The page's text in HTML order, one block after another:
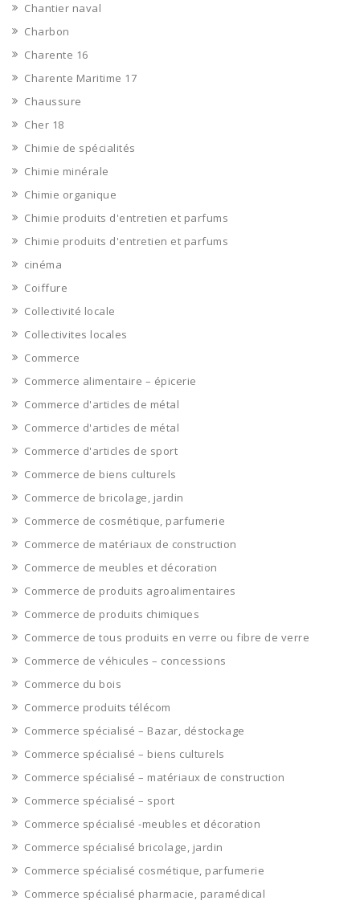
Chantier naval
Charbon
Charente 16
Charente Maritime 17
Chaussure
Cher 18
Chimie de spécialités
Chimie minérale
Chimie organique
Chimie produits d'entretien et parfums
Chimie produits d'entretien et parfums
cinéma
Coiffure
Collectivité locale
Collectivites locales
Commerce
Commerce alimentaire – épicerie
Commerce d'articles de métal
Commerce d'articles de métal
Commerce d'articles de sport
Commerce de biens culturels
Commerce de bricolage, jardin
Commerce de cosmétique, parfumerie
Commerce de matériaux de construction
Commerce de meubles et décoration
Commerce de produits agroalimentaires
Commerce de produits chimiques
Commerce de tous produits en verre ou fibre de verre
Commerce de véhicules – concessions
Commerce du bois
Commerce produits télécom
Commerce spécialisé – Bazar, déstockage
Commerce spécialisé – biens culturels
Commerce spécialisé – matériaux de construction
Commerce spécialisé – sport
Commerce spécialisé -meubles et décoration
Commerce spécialisé bricolage, jardin
Commerce spécialisé cosmétique, parfumerie
Commerce spécialisé pharmacie, paramédical